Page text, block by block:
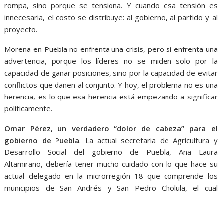
rompa, sino porque se tensiona. Y cuando esa tensión es
innecesaria, el costo se distribuye: al gobierno, al partido y al
proyecto.
Morena en Puebla no enfrenta una crisis, pero sí enfrenta una
advertencia, porque los líderes no se miden solo por la
capacidad de ganar posiciones, sino por la capacidad de evitar
conflictos que dañen al conjunto. Y hoy, el problema no es una
herencia, es lo que esa herencia está empezando a significar
políticamente.
Omar Pérez, un verdadero “dolor de cabeza” para el
gobierno de Puebla. La actual secretaria de Agricultura y
Desarrollo Social del gobierno de Puebla, Ana Laura
Altamirano, debería tener mucho cuidado con lo que hace su
actual delegado en la microrregión 18 que comprende los
municipios de San Andrés y San Pedro Cholula, el cual